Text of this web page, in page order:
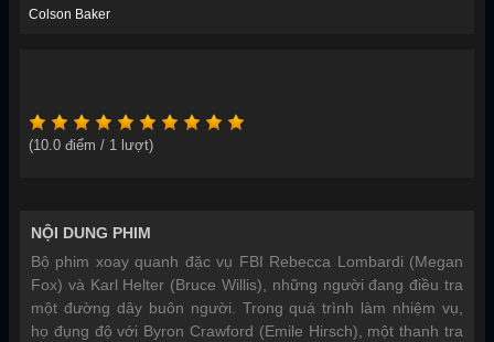
Colson Baker
(10.0 điểm / 1 lượt)
NỘI DUNG PHIM
Bộ phim xoay quanh đặc vụ FBI Rebecca Lombardi (Megan
Fox) và Karl Helter (Bruce Willis), những người đang điều tra
một đường dây buôn người. Trong quá trình làm nhiệm vụ,
họ đụng độ với Byron Crawford (Emile Hirsch), một thanh tra